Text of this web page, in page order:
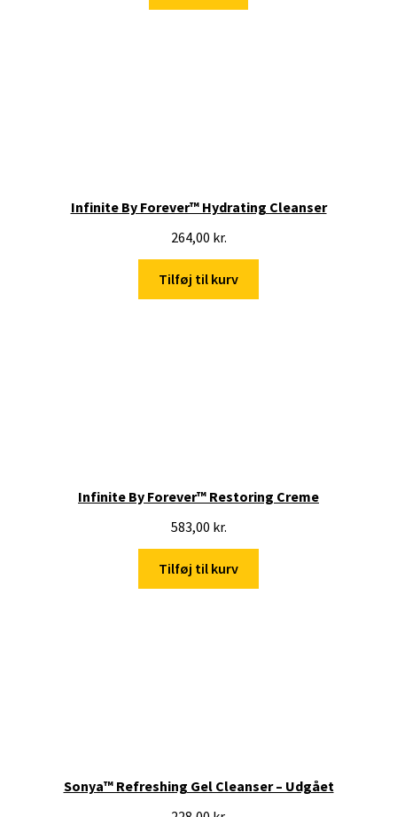
Infinite By Forever™ Hydrating Cleanser
264,00 kr.
Tilføj til kurv
Infinite By Forever™ Restoring Creme
583,00 kr.
Tilføj til kurv
Sonya™ Refreshing Gel Cleanser – Udgået